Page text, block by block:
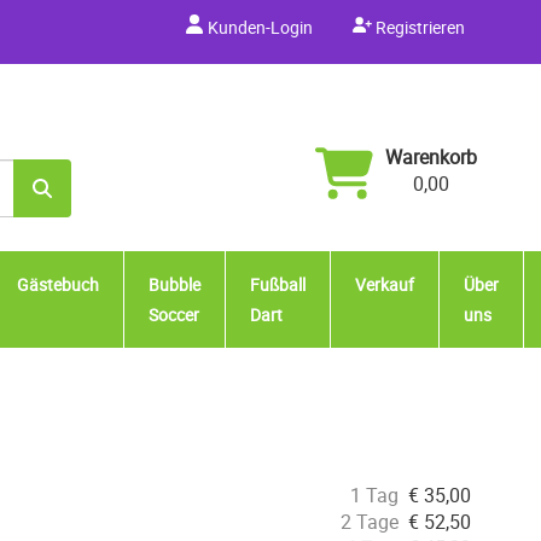
Kunden-Login Registrieren
Warenkorb
0,00
Gästebuch
Bubble
Soccer
Fußball
Dart
Verkauf
Über
uns
1 Tag €35,00
2 Tage € 52,50